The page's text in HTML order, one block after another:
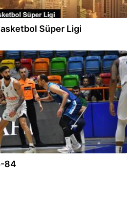
Süper Ligi
84